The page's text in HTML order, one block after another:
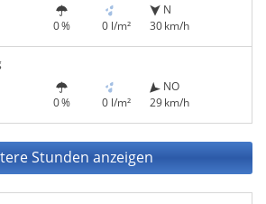
0 % 0 l/m²
N
30 km/h
0 % 0 l/m²
NO
29 km/h
Stunden anzeigen